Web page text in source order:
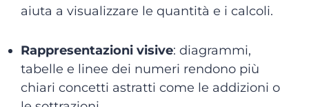
aiuta a visualizzare le quantità e i calcoli.
Rappresentazioni visive: diagrammi,
tabelle e linee dei numeri rendono più
chiari concetti astratti come le addizioni o